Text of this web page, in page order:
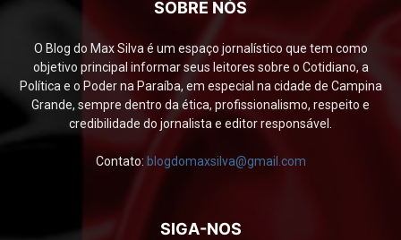
SOBRE NÓS
O Blog do Max Silva é um espaço jornalístico que tem como
objetivo principal informar seus leitores sobre o Cotidiano, a
Política e o Poder na Paraíba, em especial na cidade de Campina
Grande, sempre dentro da ética, profissionalismo, respeito e
credibilidade do jornalista e editor responsável.
Contato: blogdomaxsilva@gmail.com
SIGA-NOS